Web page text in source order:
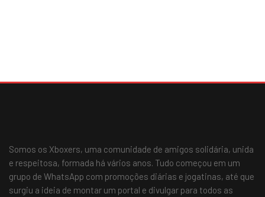
Somos os Xboxers, uma comunidade de amigos solidária, unida
e respeitosa, formada há vários anos. Tudo começou em um
grupo de WhatsApp com promoções diárias e jogatinas, até que
surgiu a ideia de montar um portal e divulgar para todos as